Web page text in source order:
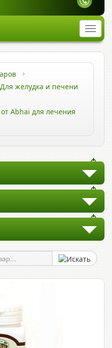
Для желудка и печени
Abhai для лечения